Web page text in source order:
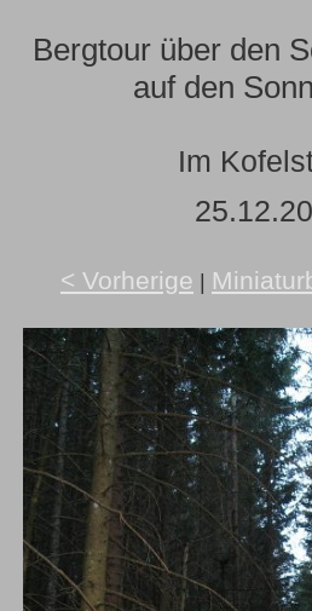
Bergtour über den
auf den
Im
< Vorherige |